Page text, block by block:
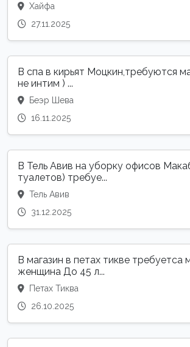
Хайфа
27.11.2025
В спа в кирьят Моцкин,требуются
не интим ) ...
Беэр Шева
16.11.2025
В Тель Авив на уборку офисов
туалетов) требуе...
Тель Авив
31.12.2025
В магазин в петах тикве требуетса
женщина До 45 л...
Петах Тиква
26.10.2025